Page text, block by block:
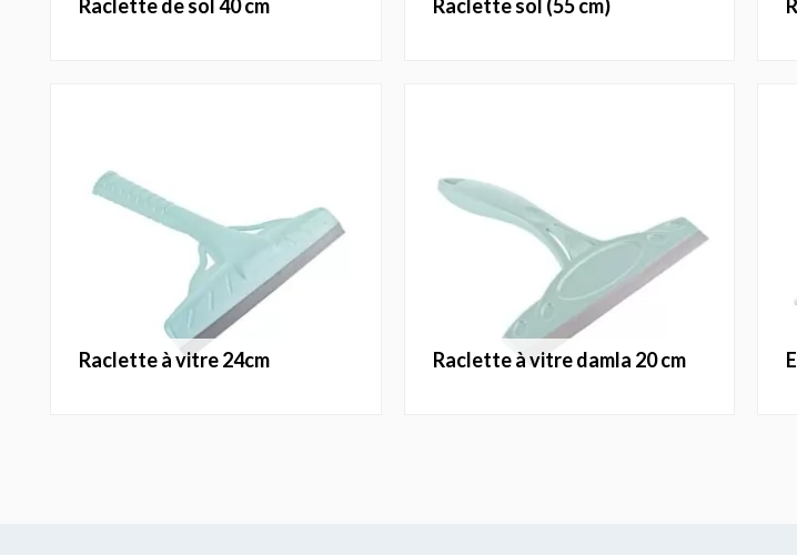
raclette de sol 40 cm raclette sol (55 cm)
raclette à vitre 24cm raclette à vitre damla 20 cm